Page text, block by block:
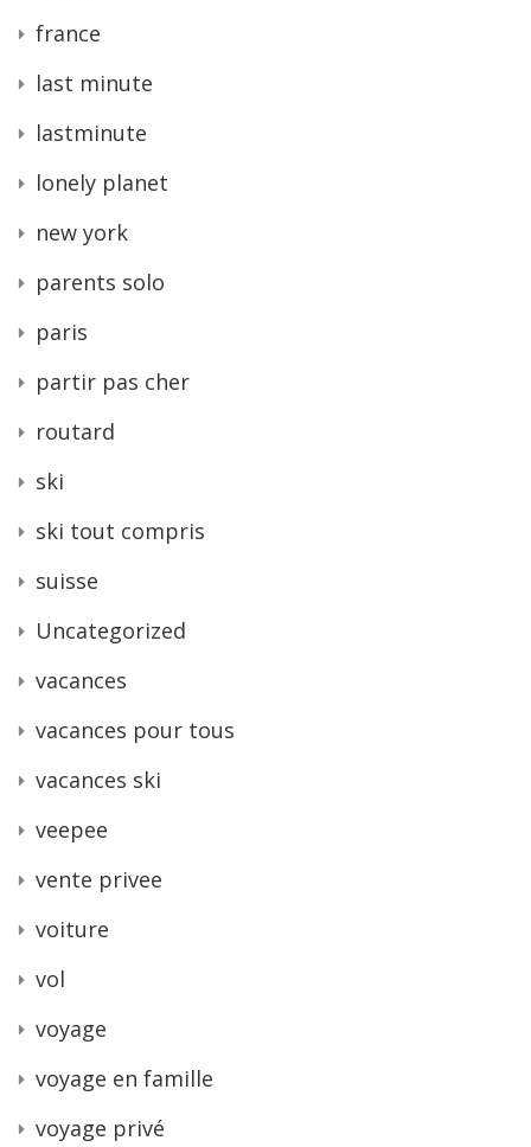
france
last minute
lastminute
lonely planet
new york
parents solo
paris
partir pas cher
routard
ski
ski tout compris
suisse
Uncategorized
vacances
vacances pour tous
vacances ski
veepee
vente privee
voiture
vol
voyage
voyage en famille
voyage privé